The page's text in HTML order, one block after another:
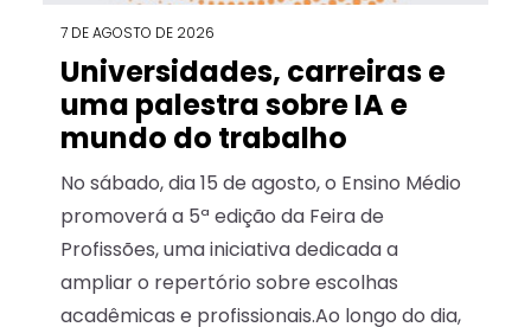
7 DE AGOSTO DE 2026
Universidades, carreiras e
uma palestra sobre IA e
mundo do trabalho
No sábado, dia 15 de agosto, o Ensino Médio
promoverá a 5ª edição da Feira de
Profissões, uma iniciativa dedicada a
ampliar o repertório sobre escolhas
acadêmicas e profissionais.Ao longo do dia,